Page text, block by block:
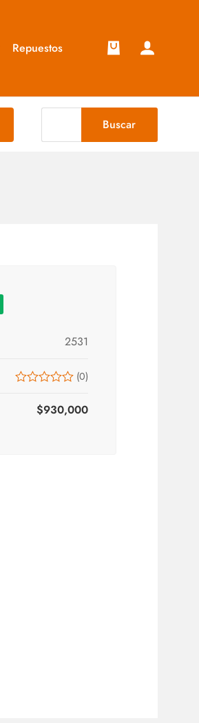
Repuestos
Buscar
2531
(0)
$930,000